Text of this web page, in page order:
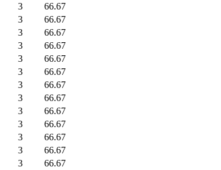
3
66.67
3
66.67
3
66.67
3
66.67
3
66.67
3
66.67
3
66.67
3
66.67
3
66.67
3
66.67
3
66.67
3
66.67
3
66.67